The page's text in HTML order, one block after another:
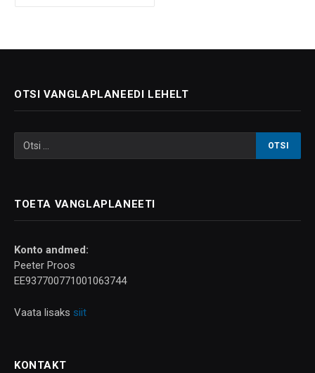
OTSI VANGLAPLANEEDI LEHELT
TOETA VANGLAPLANEETI
Konto andmed:
Peeter Proos
EE937700771001063744
Vaata lisaks siit
KONTAKT